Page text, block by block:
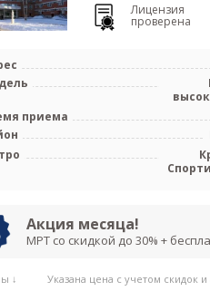
Лицензия
проверена
приема
Акция месяца!
МРТ со скидкой до 30% +
↓ Указана цена с учетом скидок и